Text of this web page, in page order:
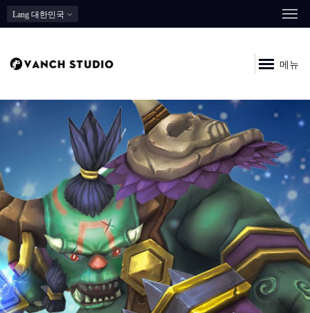
Lang 대한민국
메뉴